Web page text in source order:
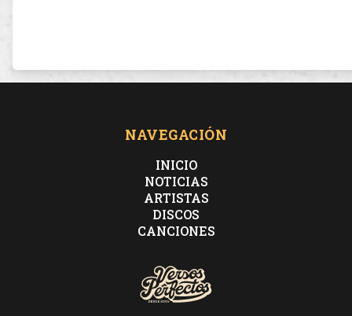
NAVEGACIÓN
INICIO
NOTICIAS
ARTISTAS
DISCOS
CANCIONES